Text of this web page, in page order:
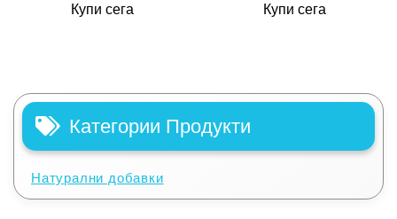
was:
Купи сега
was:
Купи сега
Категории Продукти
Натурални добавки